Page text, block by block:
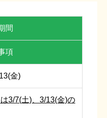
間
項
金)
3/7(土)、3/13(金)の